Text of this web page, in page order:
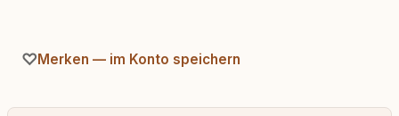
Merken — im Konto speichern